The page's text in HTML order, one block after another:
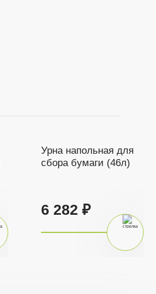
Урна напольная для
сбора бумаги (46л)
6 282 ₽